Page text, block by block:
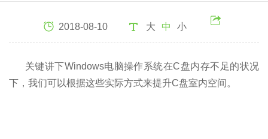
2018-08-10 大 中 小
关键讲下Windows电脑操作系统在C盘内存不足的状况
下，我们可以根据这些实际方式来提升C盘室内空间。